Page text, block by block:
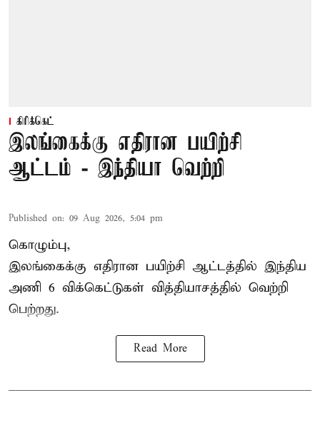
கிரிக்கெட்
இலங்கைக்கு எதிரான பயிற்சி
ஆட்டம் - இந்தியா வெற்றி
Published on: 09 Aug 2026, 5:04 pm
கொழும்பு,
இலங்கைக்கு எதிரான பயிற்சி ஆட்டத்தில் இந்திய
அணி 6 விக்கெட்டுகள் வித்தியாசத்தில் வெற்றி
பெற்றது.
Read More